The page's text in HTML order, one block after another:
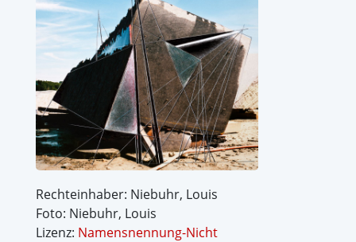
Rechteinhaber: Niebuhr, Louis
Foto: Niebuhr, Louis
Lizenz: Namensnennung-Nicht